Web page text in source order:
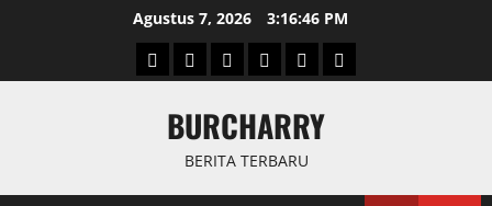
Agustus 7, 2026 3:16:46 PM
BerandaNewsPolitikKeriminal
OlahragaInternasional
BURCHARRY
BERITA TERBARU